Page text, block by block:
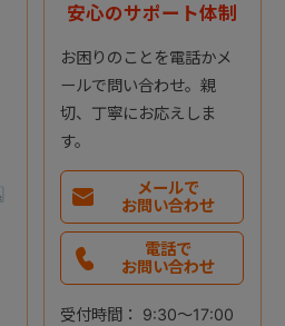
安心のサポート体制
お困りのことを電話かメ
ールで問い合わせ。親
切、丁寧にお応えしま
す。
メールで
お問い合わせ
電話で
お問い合わせ
受付時間： 9:30～17:00